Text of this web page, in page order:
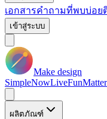
เอกสารคำถามที่พบบ่อย
เข้าสู่ระบบ
Make design
SimpleNowLiveFunMatter
ผลิตภัณฑ์